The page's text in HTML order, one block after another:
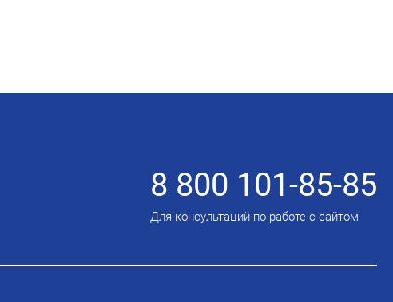
8 800 101-85-85
Для консультаций по работе с сайтом